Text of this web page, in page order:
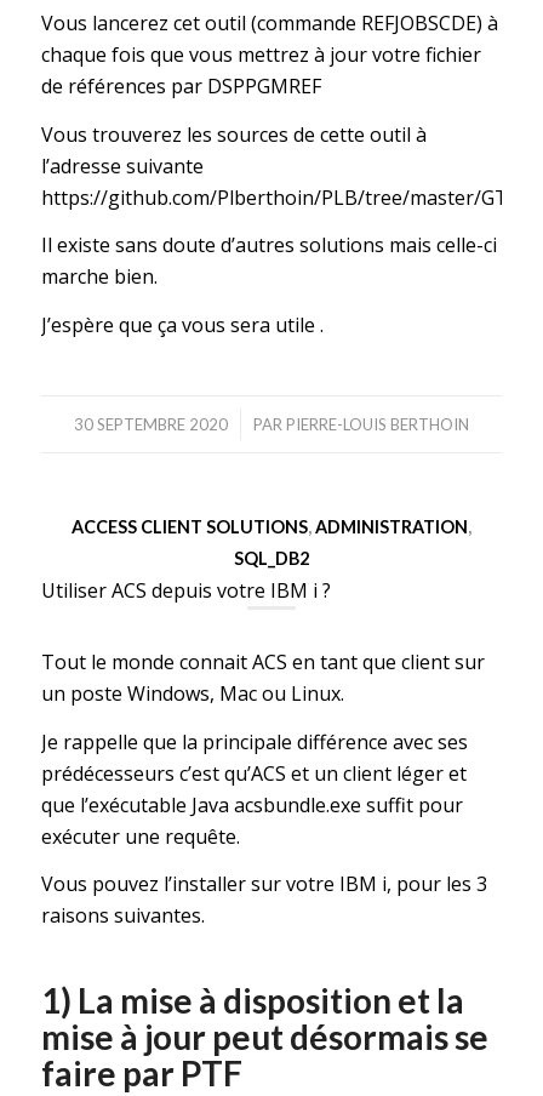
Vous lancerez cet outil (commande REFJOBSCDE) à
chaque fois que vous mettrez à jour votre fichier
de références par DSPPGMREF
Vous trouverez les sources de cette outil à
l’adresse suivante
https://github.com/Plberthoin/PLB/tree/master/
Il existe sans doute d’autres solutions mais celle-ci
marche bien.
J’espère que ça vous sera utile .
30 SEPTEMBRE 2020
/ PAR PIERRE-LOUIS BERTHOIN
ACCESS CLIENT SOLUTIONS,ADMINISTRATION,
SQL_DB2
Utiliser ACS depuis votre IBM i ?
Tout le monde connait ACS en tant que client sur
un poste Windows, Mac ou Linux.
Je rappelle que la principale différence avec ses
prédécesseurs c’est qu’ACS et un client léger et
que l’exécutable Java acsbundle.exe suffit pour
exécuter une requête.
Vous pouvez l’installer sur votre IBM i, pour les 3
raisons suivantes.
1) La mise à disposition et la
mise à jour peut désormais se
faire par PTF